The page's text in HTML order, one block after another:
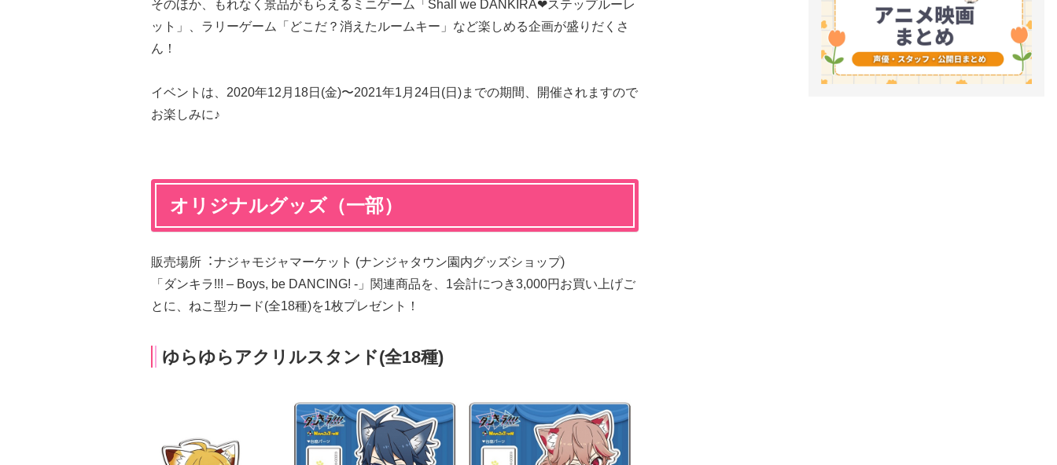
そのほか、もれなく景品がもらえるミニゲーム「Shall we DANKIRA❤ステップルーレ
ット」、ラリーゲーム「どこだ？消えたルームキー」など楽しめる企画が盛りだくさ
ん！
イベントは、2020年12月18日(金)〜2021年1月24日(日)までの期間、開催されますので
お楽しみに♪
オリジナルグッズ（一部）
販売場所︓ナジャモジャマーケット (ナンジャタウン園内グッズショップ)
「ダンキラ!!! – Boys, be DANCING! -」関連商品を、1会計につき3,000円お買い上げご
とに、ねこ型カード(全18種)を1枚プレゼント！
ゆらゆらアクリルスタンド(全18種)